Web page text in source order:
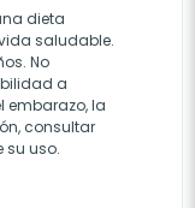
dieta
saludable.
No
a
embarazo, la
consultar
su uso.